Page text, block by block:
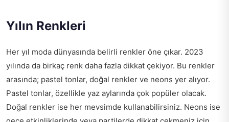
Yılın Renkleri
Her yıl moda dünyasında belirli renkler öne çıkar. 2023
yılında da birkaç renk daha fazla dikkat çekiyor. Bu renkler
arasında; pastel tonlar, doğal renkler ve neons yer alıyor.
Pastel tonlar, özellikle yaz aylarında çok popüler olacak.
Doğal renkler ise her mevsimde kullanabilirsiniz. Neons ise